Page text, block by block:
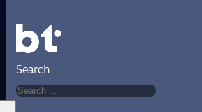
Search